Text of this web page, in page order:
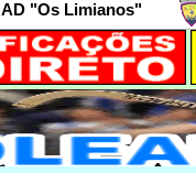
AD "Os Limianos"